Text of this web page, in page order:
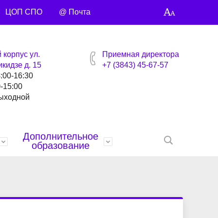
ЦОП СПО @ Почта
ул.
д. 15
16:30
15:00
Приемная директора
+7 (3843) 45-67-57
Дополнительное
образование